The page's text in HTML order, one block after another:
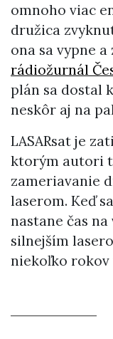
omnoho viac
družica
ona sa vypne a
rádiožurnál
plán sa dostal
neskôr aj na
LASARsat je
ktorým autori
zameriavanie
laserom. Keď
nastane čas
silnejším
niekoľko rokov